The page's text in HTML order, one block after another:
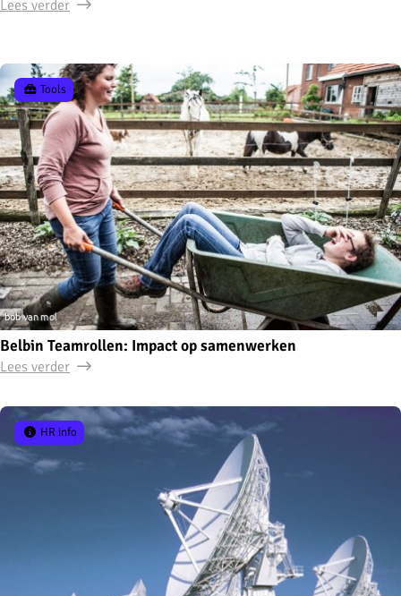
Lees verder
Belbin Teamrollen: Impact op samenwerken
Tools
Lees verder
HR info